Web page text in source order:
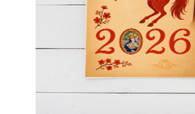
рамке
10х10
10×15
13×18
15×15
15×20
20×20